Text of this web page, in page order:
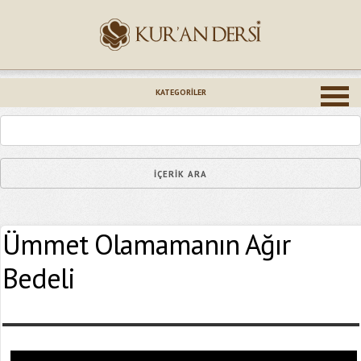
KATEGORILER
Ümmet Olamamanın Ağır
Bedeli
Epostanız (*)
Yaşadığınız Hatanın Ayrıntıları